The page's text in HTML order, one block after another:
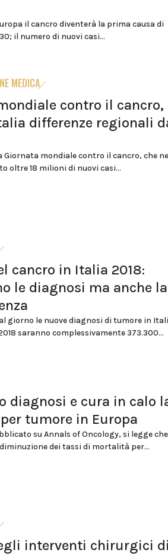
il cancro diventerà la prima causa di
il numero di nuovi casi...
MEDICA
contro il cancro,
differenze regionali
Giornata mondiale contro il cancro, che
oltre 18 milioni di nuovi casi...
cancro in Italia 2018:
le diagnosi ma anche la
giorno le nuove diagnosi di tumore in
saranno complessivamente 373.300...
diagnosi e cura in calo
tumore in Europa
su Annals of Oncology, si legge che
dei tassi di mortalità per...
interventi chirurgici di